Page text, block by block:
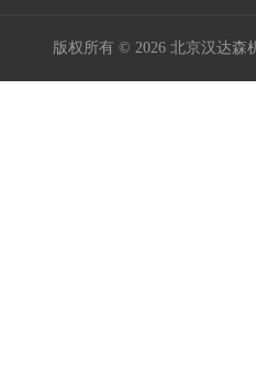
版权所有 © 2026 北京汉达